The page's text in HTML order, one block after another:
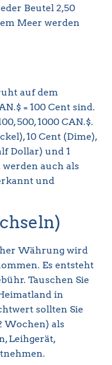
Beutel 2,50
Meer werden
auf dem
= 100 Cent sind.
500, 1000 CAN.$.
10 Cent (Dime),
Dollar) und 1
werden auch als
und
Währung wird
Es entsteht
Tauschen Sie
in
sollten Sie
Wochen) als
Leihgerät,